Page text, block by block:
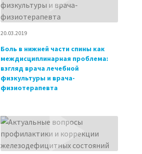
20.03.2019
Боль в нижней части спины как
междисциплинарная проблема:
взгляд врача лечебной
физкультуры и врача-
физиотерапевта